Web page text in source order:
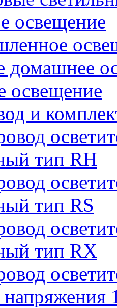
освещение
домашнее
освещение
и
тип RH
тип RS
тип RX
напряжения